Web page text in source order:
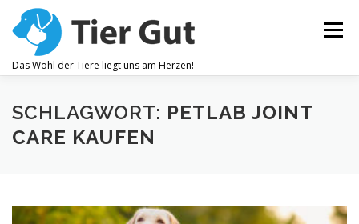
Inhalt
springen
Das Wohl der Tiere liegt uns am Herzen!
Menü
ZAHNPFLEGE GELENKBESCHWERDEN
SCHLAGWORT: PETLAB JOINT
CARE KAUFEN